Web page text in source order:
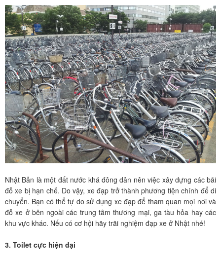
Nhật Bản là một đất nước khá đông dân nên việc xây dựng các bãi
đỗ xe bị hạn chế. Do vậy, xe đạp trở thành phương tiện chính để di
chuyển. Bạn có thể tự do sử dụng xe đạp để tham quan mọi nơi và
đỗ xe ở bên ngoài các trung tâm thương mại, ga tàu hỏa hay các
khu vực khác. Nếu có cơ hội hãy trãi nghiệm đạp xe ở Nhật nhé!
3. Toilet cực hiện đại